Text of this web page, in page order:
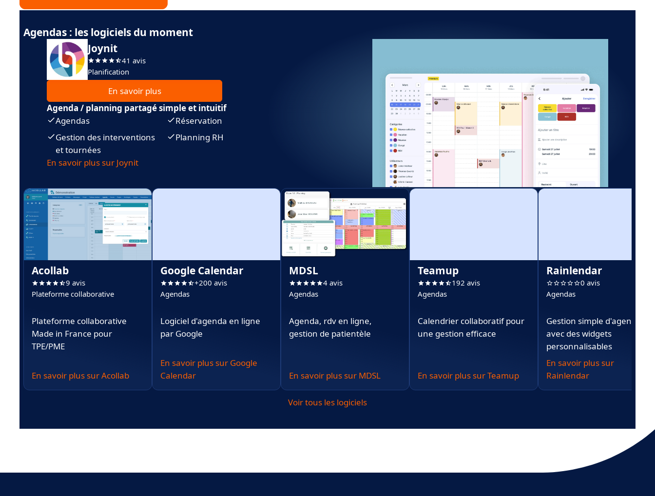
Agendas : les logiciels du moment
Joynit
41 avis
Planification
En savoir plus
Agenda / planning partagé simple et intuitif
Agendas
Réservation
Gestion des interventions
et tournées
Planning RH
En savoir plus sur Joynit
Acollab
9 avis
Plateforme collaborative
Plateforme collaborative
Made in France pour
TPE/PME
En savoir plus sur Acollab
Google Calendar
+200 avis
Agendas
Logiciel d'agenda en ligne
par Google
En savoir plus sur Google
Calendar
MDSL
4 avis
Agendas
Agenda, rdv en ligne,
gestion de patientèle
En savoir plus sur MDSL
Teamup
192 avis
Agendas
Calendrier collaboratif pour
une gestion efficace
En savoir plus sur Teamup
Rainlendar
0 avis
Agendas
Gestion simple d'agendas
avec des widgets
personnalisables
En savoir plus sur
Rainlendar
Voir tous les logiciels